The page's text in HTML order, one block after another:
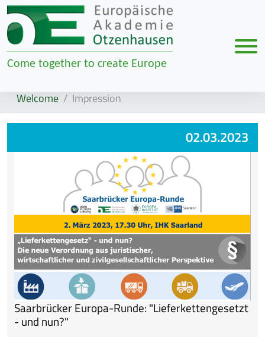
Zur Navigation springen
Zum Inhalt springen
Come together to create Europe
Welcome Impression
02.03.2023
Saarbrücker Europa-Runde: "Lieferkettengesetzt
- und nun?"